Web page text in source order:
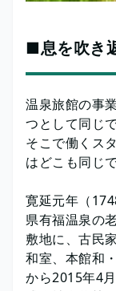
■息を吹き
温泉旅館の事
つとして同じ
そこで働くス
はどこも同じ
寛延元年（
県有福温泉の
敷地に、古民
和室、本館和
から2015年4